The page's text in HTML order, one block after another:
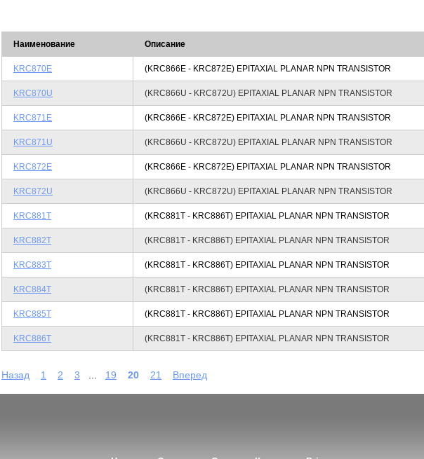
Наименование Описание
KRC870E (KRC866E - KRC872E) EPITAXIAL PLANAR NPN TRANSISTOR
KRC870U (KRC866U - KRC872U) EPITAXIAL PLANAR NPN TRANSISTOR
KRC871E (KRC866E - KRC872E) EPITAXIAL PLANAR NPN TRANSISTOR
KRC871U (KRC866U - KRC872U) EPITAXIAL PLANAR NPN TRANSISTOR
KRC872E (KRC866E - KRC872E) EPITAXIAL PLANAR NPN TRANSISTOR
KRC872U (KRC866U - KRC872U) EPITAXIAL PLANAR NPN TRANSISTOR
KRC881T (KRC881T - KRC886T) EPITAXIAL PLANAR NPN TRANSISTOR
KRC882T (KRC881T - KRC886T) EPITAXIAL PLANAR NPN TRANSISTOR
KRC883T (KRC881T - KRC886T) EPITAXIAL PLANAR NPN TRANSISTOR
KRC884T (KRC881T - KRC886T) EPITAXIAL PLANAR NPN TRANSISTOR
KRC885T (KRC881T - KRC886T) EPITAXIAL PLANAR NPN TRANSISTOR
KRC886T (KRC881T - KRC886T) EPITAXIAL PLANAR NPN TRANSISTOR
Назад 1 2 3 ... 19 20 21 Вперед